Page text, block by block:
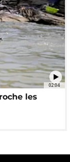
02:04
les